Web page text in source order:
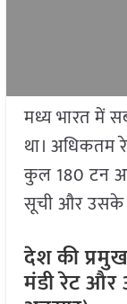
मध्य भारत में
था। अधिकतम
कुल 180 टन
सूची और उसके
देश की
मंडी रेट